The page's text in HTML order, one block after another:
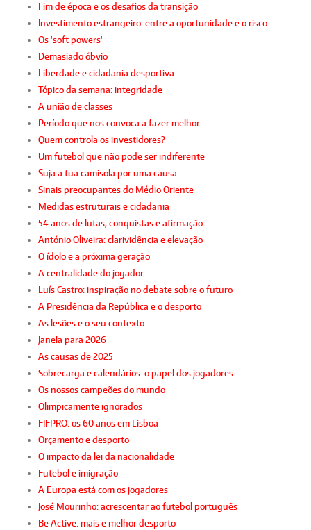
Fim de época e os desafios da transição
Investimento estrangeiro: entre a oportunidade e o risco
Os 'soft powers'
Demasiado óbvio
Liberdade e cidadania desportiva
Tópico da semana: integridade
A união de classes
Período que nos convoca a fazer melhor
Quem controla os investidores?
Um futebol que não pode ser indiferente
Suja a tua camisola por uma causa
Sinais preocupantes do Médio Oriente
Medidas estruturais e cidadania
54 anos de lutas, conquistas e afirmação
António Oliveira: clarividência e elevação
O ídolo e a próxima geração
A centralidade do jogador
Luís Castro: inspiração no debate sobre o futuro
A Presidência da República e o desporto
As lesões e o seu contexto
Janela para 2026
As causas de 2025
Sobrecarga e calendários: o papel dos jogadores
Os nossos campeões do mundo
Olimpicamente ignorados
FIFPRO: os 60 anos em Lisboa
Orçamento e desporto
O impacto da lei da nacionalidade
Futebol e imigração
A Europa está com os jogadores
José Mourinho: acrescentar ao futebol português
Be Active: mais e melhor desporto